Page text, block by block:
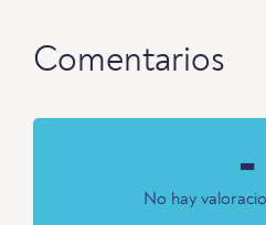
Comentarios
-
No hay